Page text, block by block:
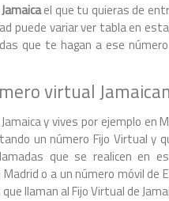
el que tu quieras de
puede variar ver tabla en
que te hagan a ese número
virtual
y vives por ejemplo
un número Fijo Virtual y
que se realicen en
o a un número móvil de
llaman al Fijo Virtual de